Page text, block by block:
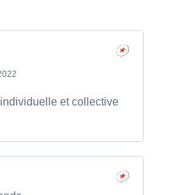
et collective